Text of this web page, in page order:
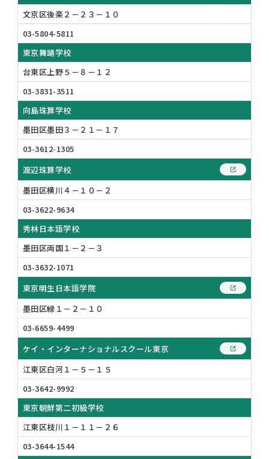
文京区後楽２－２３－１０
03-5804-5811
東京舞踊学校
台東区上野５－８－１２
03-3831-3511
向島珠算学校
墨田区墨田３－２１－１７
03-3612-1305
渡辺珠算学校
墨田区横川４－１０－２
03-3622-9634
秀林日本語学校
墨田区両国１－２－３
03-3632-1071
東京明生日本語学院
墨田区緑１－２－１０
03-6659-4499
ケイ・インターナショナルスクール東京
江東区白河１－５－１５
03-3642-9992
東京朝鮮第二初級学校
江東区枝川１－１１－２６
03-3644-1544